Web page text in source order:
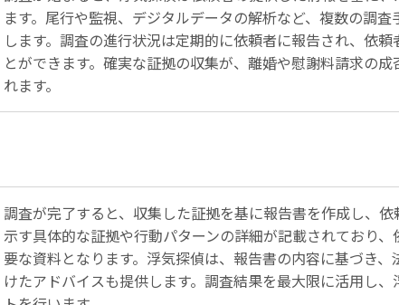
ます。尾行や監視、デジタルデータの解析など、複数の調
します。調査の進行状況は定期的に依頼者に報告され、依
とができます。確実な証拠の収集が、離婚や慰謝料請求の
れます。
調査が完了すると、収集した証拠を基に報告書を作成し、
示す具体的な証拠や行動パターンの詳細が記載されており
要な資料となります。浮気探偵は、報告書の内容に基づき
けたアドバイスも提供します。調査結果を最大限に活用し